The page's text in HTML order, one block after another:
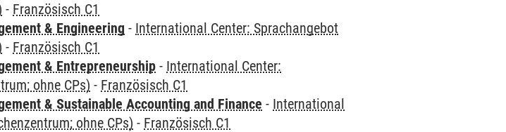
- Französisch C1
& Engineering - International Center: Sprachangebot
- Französisch C1
& Entrepreneurship - International Center:
ohne CPs) - Französisch C1
& Sustainable Accounting and Finance - International
ohne CPs) - Französisch C1